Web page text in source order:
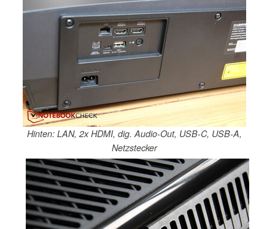
Hinten: LAN, 2x HDMI, dig. Audio-Out, USB-C, USB-A,
Netzstecker